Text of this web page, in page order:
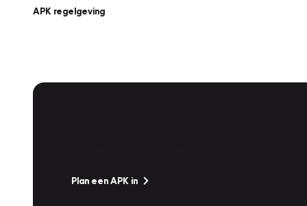
APK regelgeving
Plan een APK in